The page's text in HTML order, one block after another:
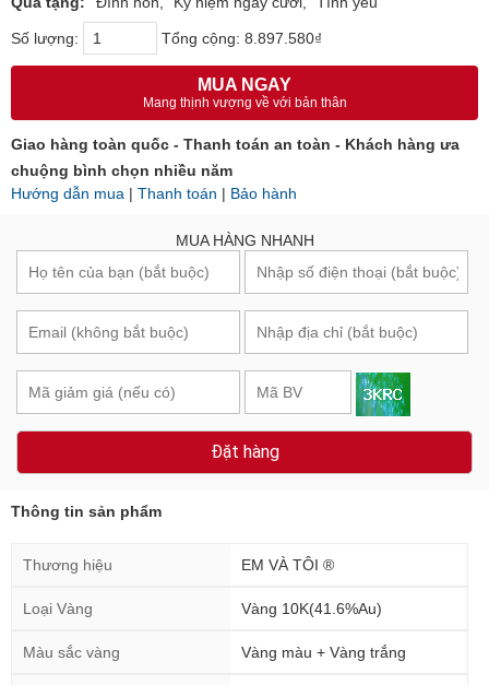
Số lượng: Tổng cộng: 8.897.580₫
MUA NGAY
Mang thịnh vượng về với bản thân
Giao hàng toàn quốc - Thanh toán an toàn - Khách hàng ưa
chuộng bình chọn nhiều năm
Hướng dẫn mua | Thanh toán | Bảo hành
MUA HÀNG NHANH
Đặt hàng
Thông tin sản phẩm
Thương hiệu EM VÀ TÔI ®
Loại Vàng Vàng 10K(41.6%Au)
Màu sắc vàng Vàng màu + Vàng trắng